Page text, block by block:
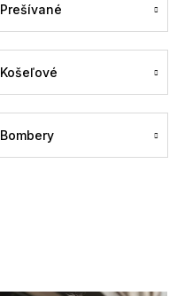
Prešívané
Košeľové
Bombery